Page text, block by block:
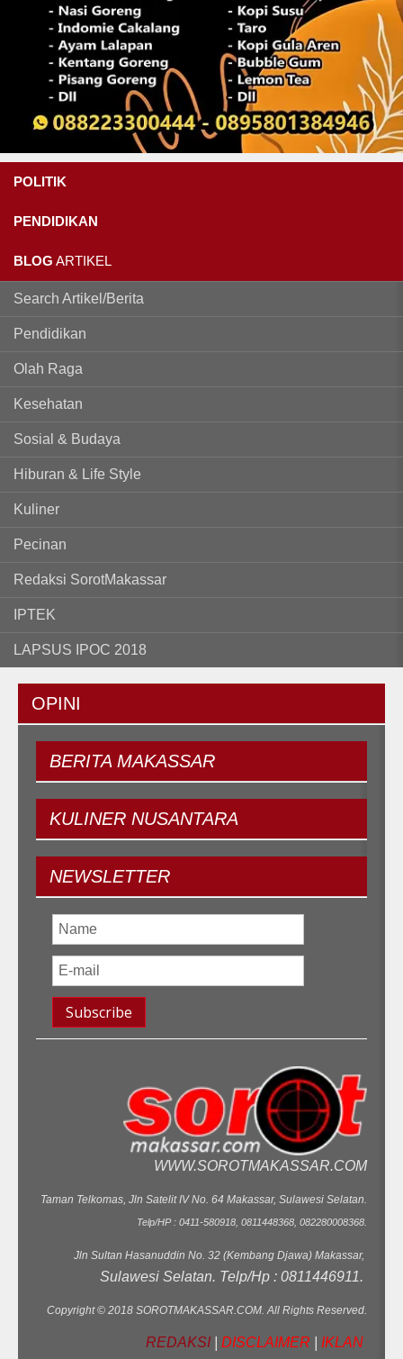
POLITIK
PENDIDIKAN
BLOG ARTIKEL
Search Artikel/Berita
Pendidikan
Olah Raga
Kesehatan
Sosial & Budaya
Hiburan & Life Style
Kuliner
Pecinan
Redaksi SorotMakassar
IPTEK
LAPSUS IPOC 2018
OPINI
BERITA MAKASSAR
KULINER NUSANTARA
NEWSLETTER
WWW.SOROTMAKASSAR.COM
Taman Telkomas, Jln Satelit IV No. 64 Makassar, Sulawesi Selatan.
Telp/HP : 0411-580918, 0811448368, 082280008368.
Jln Sultan Hasanuddin No. 32 (Kembang Djawa) Makassar,
Sulawesi Selatan. Telp/Hp : 0811446911.
Copyright © 2018 SOROTMAKASSAR.COM. All Rights Reserved.
REDAKSI DISCLAIMER IKLAN